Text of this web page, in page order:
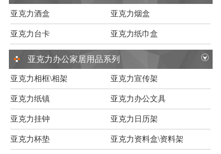
亚克力酒盒 亚克力烟盒
亚克力台卡 亚克力纸巾盒
亚克力办公家居用品系列
亚克力相框\相架 亚克力宣传架
亚克力纸镇 亚克力办公文具
亚克力挂钟 亚克力日历架
亚克力杯垫 亚克力资料盒\资料架